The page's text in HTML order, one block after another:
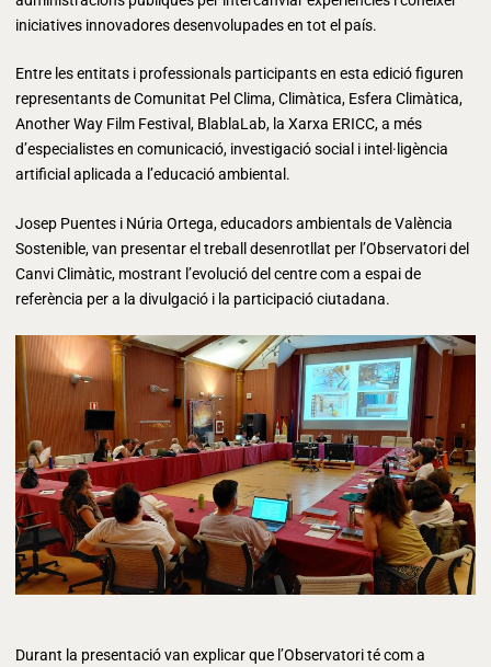
iniciatives innovadores desenvolupades en tot el país.
Entre les entitats i professionals participants en esta edició figuren
representants de Comunitat Pel Clima, Climàtica, Esfera Climàtica,
Another Way Film Festival, BlablaLab, la Xarxa ERICC, a més
d’especialistes en comunicació, investigació social i intel·ligència
artificial aplicada a l’educació ambiental.
Josep Puentes i Núria Ortega, educadors ambientals de València
Sostenible, van presentar el treball desenrotllat per l’Observatori del
Canvi Climàtic, mostrant l’evolució del centre com a espai de
referència per a la divulgació i la participació ciutadana.
Durant la presentació van explicar que l’Observatori té com a